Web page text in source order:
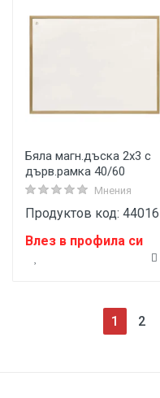
Бяла магн.дъска 2x3 с
дърв.рамка 40/60
Мнения
Продуктов код: 44016
Влез в профила си
1 2